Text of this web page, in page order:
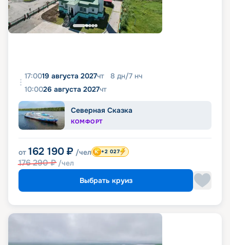
17:0019 августа 2027чт 8 дн/7 нч
10:0026 августа 2027чт
Северная Сказка
КОМФОРТ
от 162 190 ₽ /чел
176 290₽ /чел
+2 027
Выбрать круиз